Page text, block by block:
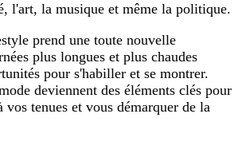
l'art, la musique et même la politique.
prend une toute nouvelle
plus longues et plus chaudes
pour s'habiller et se montrer.
deviennent des éléments clés pour
tenues et vous démarquer de la